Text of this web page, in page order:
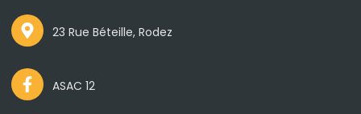
23 Rue Béteille, Rodez
ASAC 12